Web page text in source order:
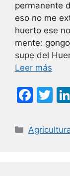
permanente
eso no me
huerto ese
mente:
supe del
Leer más
F
c
T
itt